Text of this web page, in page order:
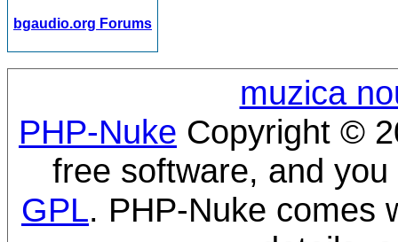
bgaudio.org Forums
muzica
PHP-Nuke Copyright ©
free software, and
GPL. PHP-Nuke comes